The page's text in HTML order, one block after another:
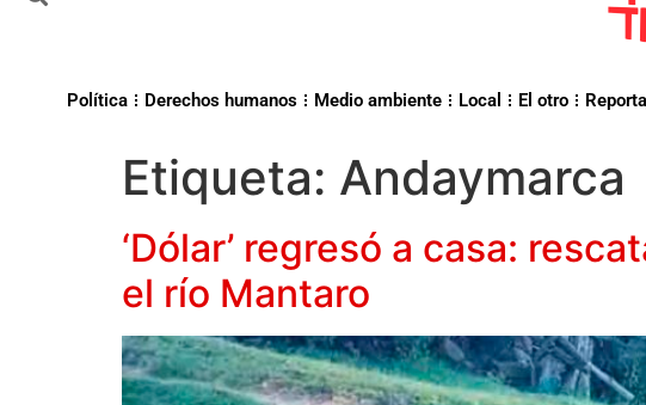
Política Derechos humanos Medio ambiente Local El otro
Etiqueta: Andaymarca
‘Dólar’ regresó a casa:
el río Mantaro